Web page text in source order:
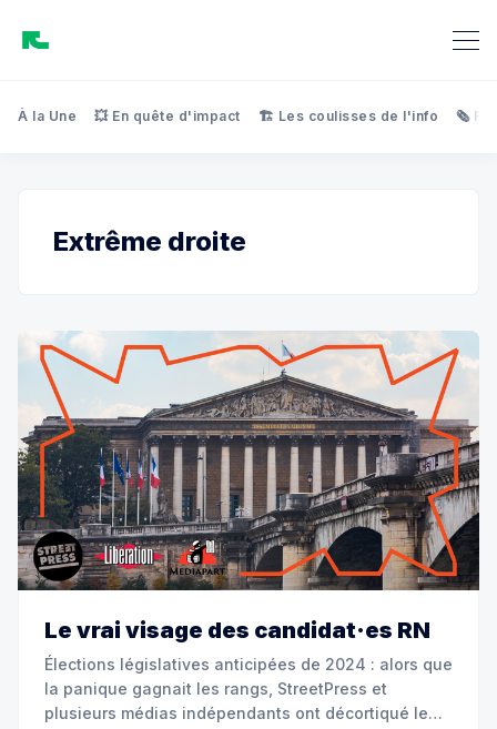
À la Une 💥 En quête d'impact 🏗️ Les coulisses de l'info 🗞️
Extrême droite
Le vrai visage des candidat·es RN
Élections législatives anticipées de 2024 : alors que
la panique gagnait les rangs, StreetPress et
plusieurs médias indépendants ont décortiqué le